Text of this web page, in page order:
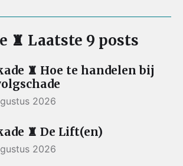
♜ Laatste 9 posts
♜ Hoe te handelen bij
2026
♜ De Lift(en)
2026